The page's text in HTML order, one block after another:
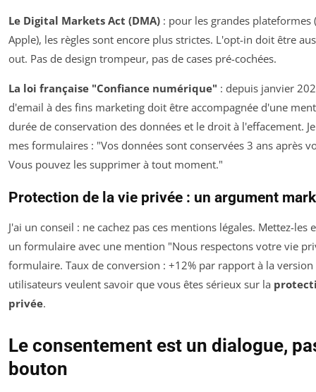
Le Digital Markets Act (DMA) : pour les grandes plateformes
Apple), les règles sont encore plus strictes. L'opt-in doit être
out. Pas de design trompeur, pas de cases pré-cochées.
La loi française "Confiance numérique" : depuis janvier
d'email à des fins marketing doit être accompagnée d'une
durée de conservation des données et le droit à l'effacement.
mes formulaires : "Vos données sont conservées 3 ans après
Vous pouvez les supprimer à tout moment."
Protection de la vie privée : un argument
J'ai un conseil : ne cachez pas ces mentions légales. Mettez-les
un formulaire avec une mention "Nous respectons votre vie
formulaire. Taux de conversion : +12% par rapport à la
utilisateurs veulent savoir que vous êtes sérieux sur la
privée.
Le consentement est un dialogue,
bouton